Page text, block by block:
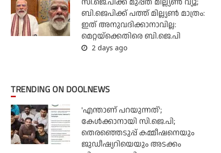
ബി.ജെപിക്ക് പത്ത് മില്ല്യണ്‍ മാത്രം:
ഇത് അനുവദിക്കാനാവില്ല:
മെറ്റയ്‌ക്കെതിരെ ബി.ജെ.പി
2 days ago
TRENDING ON DOOLNEWS
'എന്താണ് പറയുന്നത്';
കേള്‍ക്കാനായി സി.ജെ.പി;
തെരഞ്ഞെടുപ്പ് കമ്മീഷനെയും
ജുഡീഷ്യറിയെയും അടക്കം